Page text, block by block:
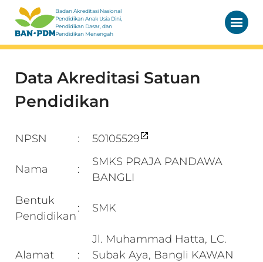
Badan Akreditasi Nasional
Pendidikan Anak Usia Dini,
Pendidikan Dasar, dan
Pendidikan Menengah
Data Akreditasi Satuan
Pendidikan
NPSN : 50105529
Nama :
SMKS PRAJA PANDAWA
BANGLI
Bentuk
Pendidikan
: SMK
Alamat :
Jl. Muhammad Hatta, LC.
Subak Aya, Bangli KAWAN